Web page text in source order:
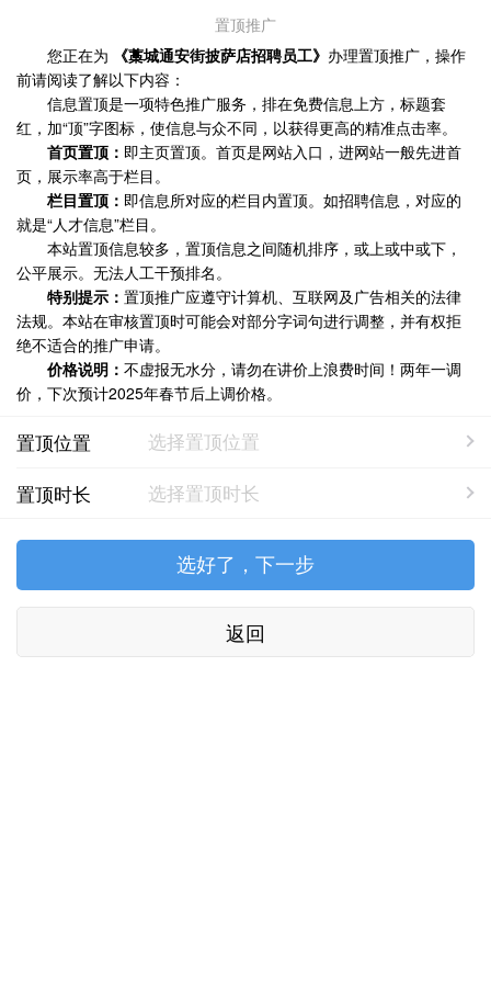
置顶推广
您正在为
《藁城通安街披萨店招聘员工》 办理置顶推广，操作
前请阅读了解以下内容：
信息置顶是一项特色推广服务，排在免费信息上方，标题套
红，加“顶”字图标，使信息与众不同，以获得更高的精准点击率。
首页置顶： 即主页置顶。首页是网站入口，进网站一般先进首
页，展示率高于栏目。
栏目置顶： 即信息所对应的栏目内置顶。如招聘信息，对应的
就是“人才信息”栏目。
本站置顶信息较多，置顶信息之间随机排序，或上或中或下，
公平展示。无法人工干预排名。
特别提示： 置顶推广应遵守计算机、互联网及广告相关的法律
法规。本站在审核置顶时可能会对部分字词句进行调整，并有权拒
绝不适合的推广申请。
价格说明： 不虚报无水分，请勿在讲价上浪费时间！两年一调
价，下次预计2025年春节后上调价格。
置顶位置
置顶时长
返回